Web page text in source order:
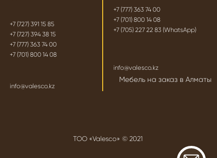
+7 (727) 391 15 85
+7 (727) 394 38 15
+7 (777) 363 74 00
+7 (701) 800 14 08
info@valesco.kz
+7 (777) 363 74 00
+7 (701) 800 14 08
+7 (705) 227 22 83 (WhatsApp)
info@valesco.kz
ТОО «Valesco» © 2021
Мебель на заказ в Алматы